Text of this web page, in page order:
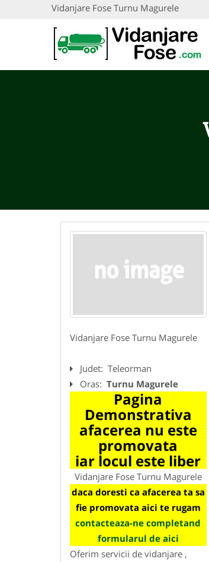
Vidanjare Fose Turnu Magurele
Vidanjare Fose Turnu Magurele
Judet: Teleorman
Oras: Turnu Magurele
Pagina
Demonstrativa
afacerea nu este
promovata
iar locul este liber
Vidanjare Fose Turnu Magurele
daca doresti ca afacerea ta sa
fie promovata aici te rugam
contacteaza-ne completand
formularul de aici
Oferim servicii de vidanjare ,